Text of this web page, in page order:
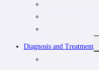
Diagnosis and Treatment